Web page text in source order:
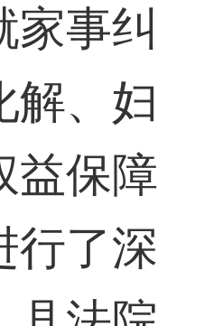
家事纠
解、妇
益保障
行了深